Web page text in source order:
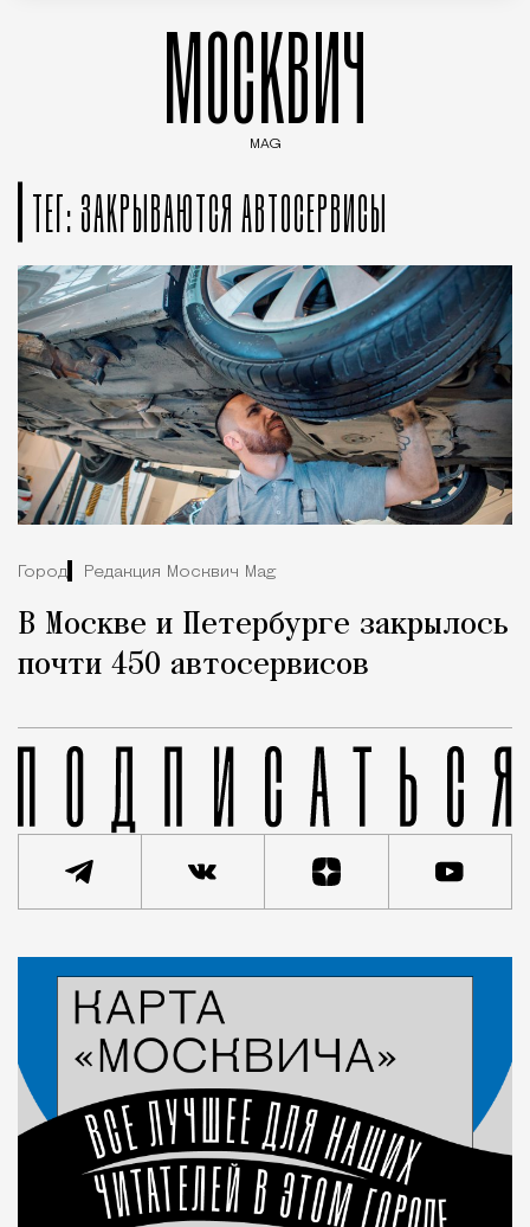
МОСКВИЧ
MAG
ТЕГ: ЗАКРЫВАЮТСЯ АВТОСЕРВИСЫ
Город Редакция Москвич Mag
В Москве и Петербурге закрылось
почти 450 автосервисов